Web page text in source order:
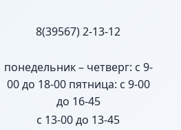
8(39567) 2-13-12
понедельник – четверг: с 9-
00 до 18-00 пятница: с 9-00
до 16-45
с 13-00 до 13-45